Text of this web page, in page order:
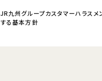
JR九州グループカスタマーハラスメ
する基本方針